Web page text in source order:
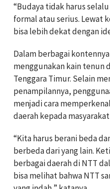
“Budaya tidak harus
formal atau serius. Lewat
bisa lebih dekat dengan
Dalam berbagai
menggunakan kain tenun
Tenggara Timur. Selain
penampilannya,
menjadi cara
daerah kepada
“Kita harus berani beda
berbeda dari yang lain.
berbagai daerah di NTT
bisa melihat bahwa NTT